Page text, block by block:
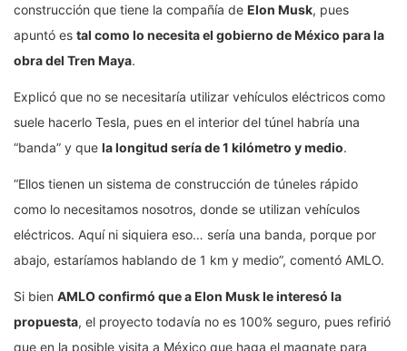
construcción que tiene la compañía de Elon Musk, pues
apuntó es tal como lo necesita el gobierno de México para la
obra del Tren Maya.
Explicó que no se necesitaría utilizar vehículos eléctricos como
suele hacerlo Tesla, pues en el interior del túnel habría una
“banda” y que la longitud sería de 1 kilómetro y medio.
“Ellos tienen un sistema de construcción de túneles rápido
como lo necesitamos nosotros, donde se utilizan vehículos
eléctricos. Aquí ni siquiera eso… sería una banda, porque por
abajo, estaríamos hablando de 1 km y medio”, comentó AMLO.
Si bien AMLO confirmó que a Elon Musk le interesó la
propuesta, el proyecto todavía no es 100% seguro, pues refirió
que en la posible visita a México que haga el magnate para